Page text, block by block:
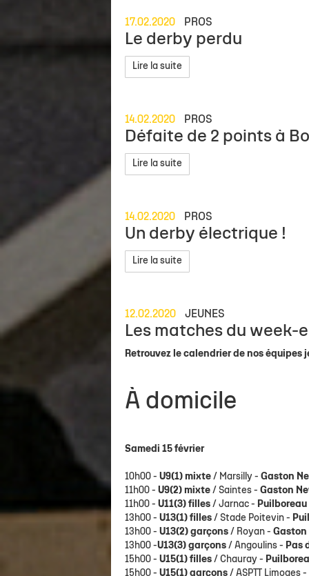
17.02.2020 PROS
Le derby perdu
Lire la suite
14.02.2020 PROS
Défaite de 2 points à
Lire la suite
14.02.2020 PROS
Un derby électrique !
Lire la suite
12.02.2020 JEUNES
Les matches du week-
Retrouvez le calendrier de nos équipes
À domicile
Samedi 15 février
10h00 -U9(1) mixte / Marsilly -Gaston
11h00 -U9(2) mixte / Saintes -Gaston
11h00 -U11(3) filles/ Jarnac - Puilboreau
13h00 -U13(1) filles / Stade Poitevin -
13h00 -U13(2) garçons / Royan -Gaston
13h00 -U13(3) garçons / Angoulins - Pas
15h00 -U15(1) filles / Chauray -
15h00 -U15(1) garçons / ASPTT Limoges -